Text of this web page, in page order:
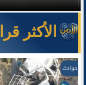
الأكثر
حوادث